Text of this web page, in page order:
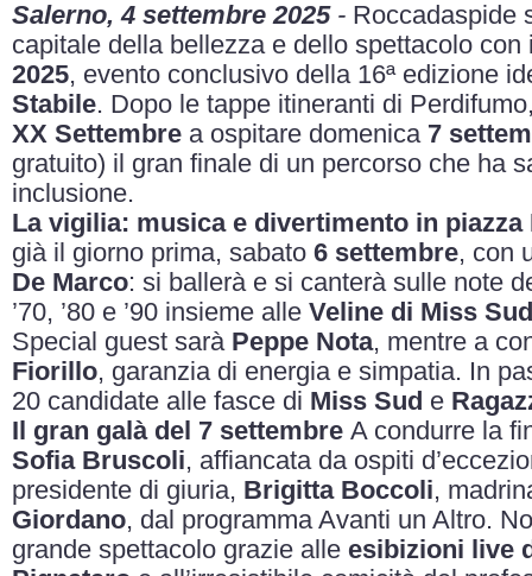
Salerno, 4 settembre 2025- Roccadaspide
capitale della bellezza e dello spettacolo
2025, evento conclusivo della 16ª edizione
Stabile. Dopo le tappe itineranti di
XX Settembre a ospitare domenica 7
gratuito) il gran finale di un percorso che ha
inclusione.
La vigilia: musica e divertimento in
già il giorno prima, sabato 6 settembre, con
De Marco: si ballerà e si canterà sulle note
’70, ’80 e ’90 insieme alle Veline di Miss Sud
Special guest sarà Peppe Nota, mentre a
Fiorillo, garanzia di energia e simpatia. In
20 candidate alle fasce di Miss Sud e
Il gran galà del 7 settembre A condurre la
Sofia Bruscoli, affiancata da ospiti
presidente di giuria, Brigitta Boccoli,
Giordano, dal programma Avanti un Altro.
grande spettacolo grazie alle esibizioni live